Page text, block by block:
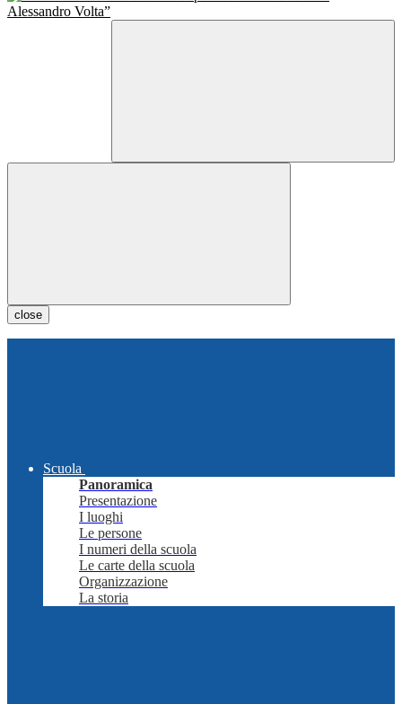
close
Scuola
Panoramica
Presentazione
I luoghi
Le persone
I numeri della scuola
Le carte della scuola
Organizzazione
La storia